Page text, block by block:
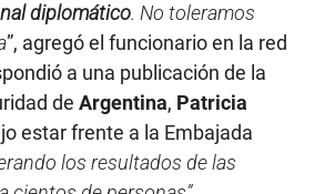
diplomático. No toleramos
”, agregó el funcionario en la red
a una publicación de la
de Argentina, Patricia
estar frente a la Embajada
los resultados de las